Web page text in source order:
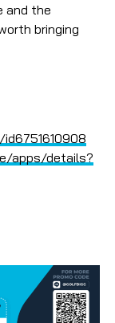
and the
bringing
apps/details?